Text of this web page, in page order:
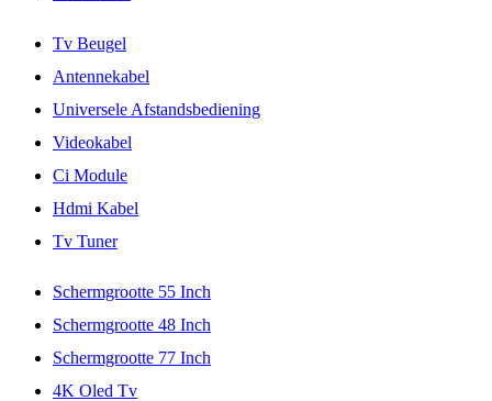
Tv Beugel
Antennekabel
Universele Afstandsbediening
Videokabel
Ci Module
Hdmi Kabel
Tv Tuner
Schermgrootte 55 Inch
Schermgrootte 48 Inch
Schermgrootte 77 Inch
4K Oled Tv